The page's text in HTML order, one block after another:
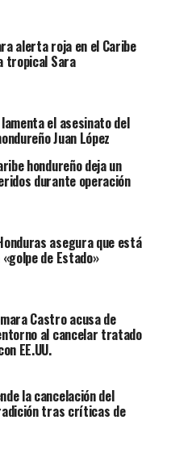
alerta roja en el Caribe
tropical Sara
el asesinato del
Juan López
hondureño deja un
durante operación
asegura que está
de Estado»
Castro acusa de
al cancelar tratado
EE.UU.
la cancelación del
tras críticas de